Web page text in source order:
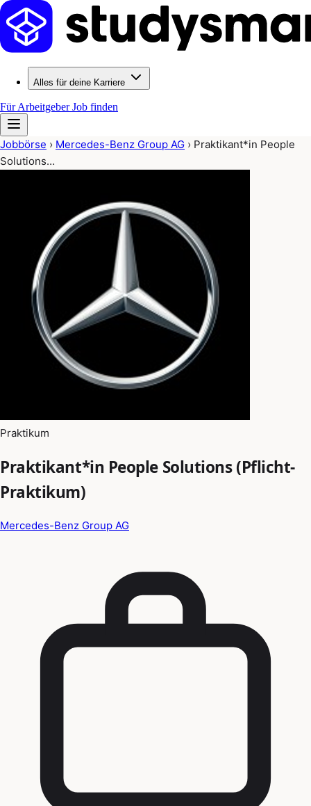
Alles für deine Karriere
Für ArbeitgeberJob finden
Jobbörse › Mercedes-Benz Group AG › Praktikant*in People
Solutions…
Praktikum
Praktikant*in People Solutions (Pflicht-
Praktikum)
Mercedes-Benz Group AG